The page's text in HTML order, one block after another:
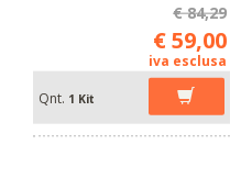
€ 84,29
€ 59,00
iva esclusa
Qnt. 1 Kit